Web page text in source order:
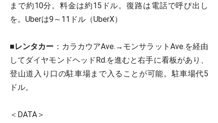
まで約10分。料金は約15ドル。復路は電話で呼び出し
を。Uberは9～11ドル（UberX）
■レンタカー ：カラカウアAve.→モンサラットAve.を経由
してダイヤモンドヘッドRd.を進むと右手に看板があり、
登山道入り口の駐車場まで入ることが可能。駐車場代5
ドル。
＜DATA＞